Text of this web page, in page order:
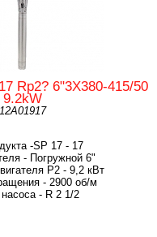
Rp2? 6"3X380-415/50
9.2kW
12A01917
-SP 17 - 17
- Погружной 6"
Р2 - 9,2 кВт
- 2900 об/м
- R 2 1/2